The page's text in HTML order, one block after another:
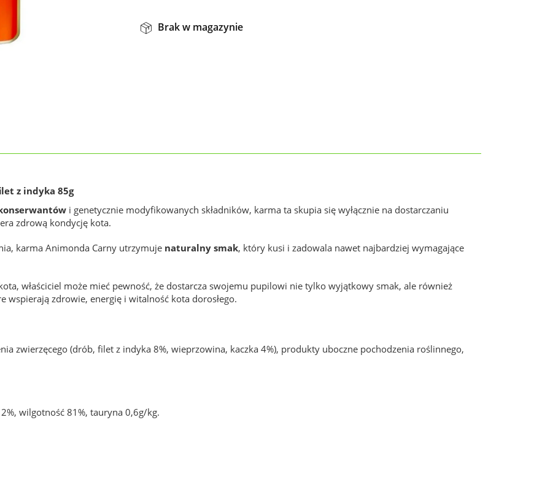
Brak w magazynie
z indyka 85g
i genetycznie modyfikowanych składników, karma ta skupia się wyłącznie na dostarczaniu
zdrową kondycję kota.
karma Animonda Carny utrzymuje naturalny smak, który kusi i zadowala nawet najbardziej wymagające
właściciel może mieć pewność, że dostarcza swojemu pupilowi nie tylko wyjątkowy smak, ale również
wspierają zdrowie, energię i witalność kota dorosłego.
zwierzęcego (drób, filet z indyka 8%, wieprzowina, kaczka 4%), produkty uboczne pochodzenia roślinnego,
2%, wilgotność 81%, tauryna 0,6g/kg.